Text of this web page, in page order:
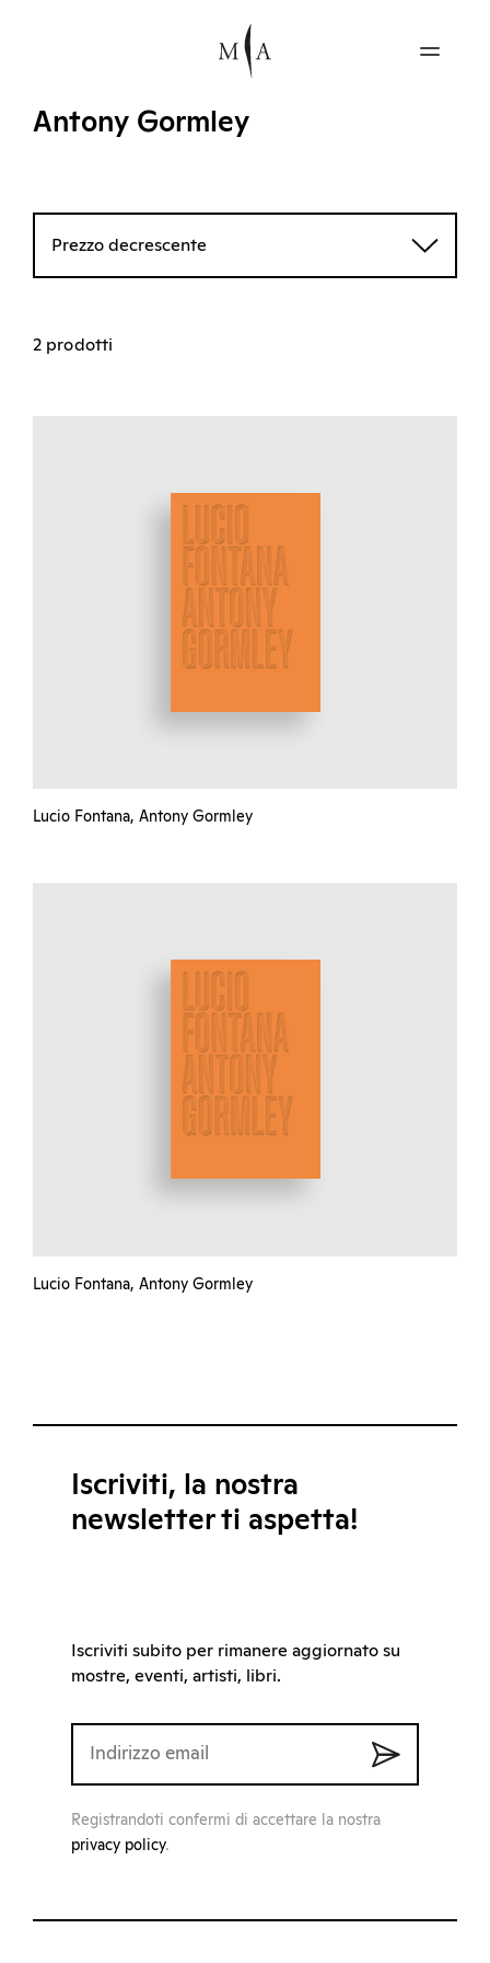
Antony Gormley
Prezzo decrescente
2 prodotti
Lucio Fontana, Antony Gormley
Lucio Fontana, Antony Gormley
Iscriviti, la nostra
newsletter ti aspetta!
Iscriviti subito per rimanere aggiornato su
mostre, eventi, artisti, libri.
Registrandoti confermi di accettare la nostra
privacy policy.